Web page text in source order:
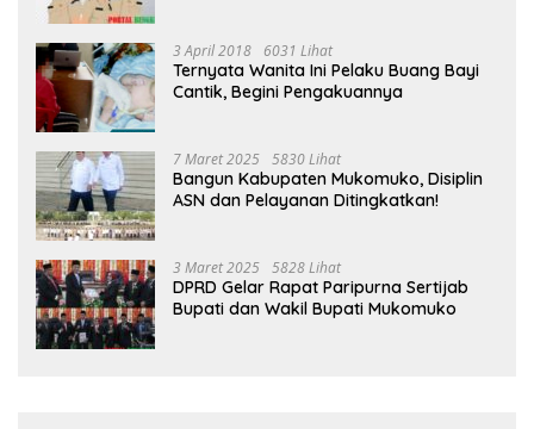
3 April 2018 6031 Lihat
Ternyata Wanita Ini Pelaku Buang Bayi
Cantik, Begini Pengakuannya
7 Maret 2025 5830 Lihat
Bangun Kabupaten Mukomuko, Disiplin
ASN dan Pelayanan Ditingkatkan!
3 Maret 2025 5828 Lihat
DPRD Gelar Rapat Paripurna Sertijab
Bupati dan Wakil Bupati Mukomuko